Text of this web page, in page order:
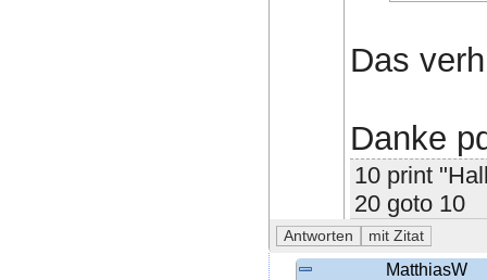
Das
Danke
10 print
20 goto 10
MatthiasW